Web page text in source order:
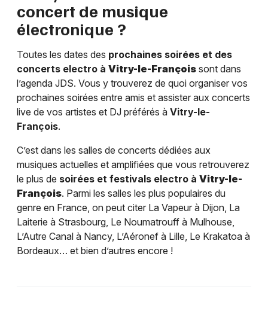
concert de musique
électronique ?
Toutes les dates des prochaines soirées et des
concerts electro à Vitry-le-François sont dans
l’agenda JDS. Vous y trouverez de quoi organiser vos
prochaines soirées entre amis et assister aux concerts
live de vos artistes et DJ préférés à Vitry-le-
François.
C’est dans les salles de concerts dédiées aux
musiques actuelles et amplifiées que vous retrouverez
le plus de soirées et festivals electro à Vitry-le-
François. Parmi les salles les plus populaires du
genre en France, on peut citer La Vapeur à Dijon, La
Laiterie à Strasbourg, Le Noumatrouff à Mulhouse,
L’Autre Canal à Nancy, L’Aéronef à Lille, Le Krakatoa à
Bordeaux… et bien d’autres encore !